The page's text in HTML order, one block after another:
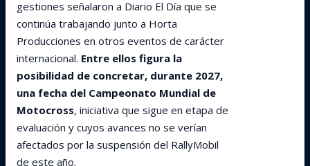
gestiones señalaron a Diario El Día que se
continúa trabajando junto a Horta
Producciones en otros eventos de carácter
internacional. Entre ellos figura la
posibilidad de concretar, durante 2027,
una fecha del Campeonato Mundial de
Motocross, iniciativa que sigue en etapa de
evaluación y cuyos avances no se verían
afectados por la suspensión del RallyMobil
de este año.